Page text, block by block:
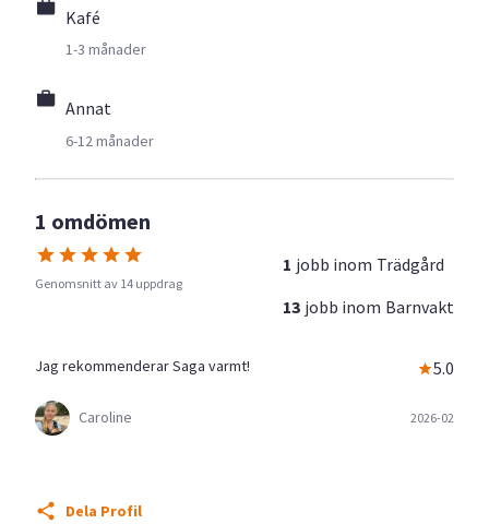
Kafé
1-3 månader
Annat
6-12 månader
1 omdömen
Genomsnitt av 14 uppdrag
1 jobb inom Trädgård
13 jobb inom Barnvakt
Jag rekommenderar Saga varmt! 5.0
Caroline 2026-02
Dela Profil